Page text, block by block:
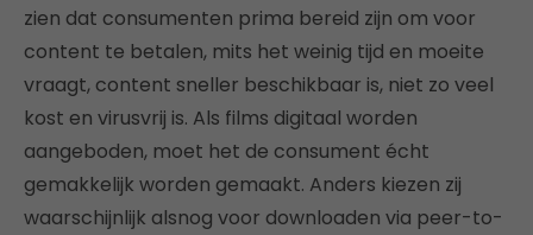
zien dat consumenten prima bereid zijn om voor
content te betalen, mits het weinig tijd en moeite
vraagt, content sneller beschikbaar is, niet zo veel
kost en virusvrij is. Als films digitaal worden
aangeboden, moet het de consument écht
gemakkelijk worden gemaakt. Anders kiezen zij
waarschijnlijk alsnog voor downloaden via peer-to-